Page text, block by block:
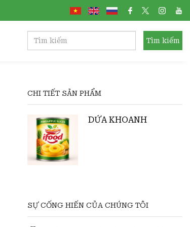
Tìm kiếm
CHI TIẾT SẢN PHẨM
DỨA KHOANH
SỰ CỐNG HIẾN CỦA CHÚNG TÔI